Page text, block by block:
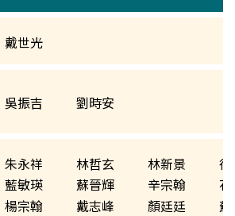
戴世光
吳振吉 劉時安
朱永祥 林哲玄 林新景
藍敏瑛
蘇晉輝 辛宗翰
楊宗翰
戴志峰 顏廷廷